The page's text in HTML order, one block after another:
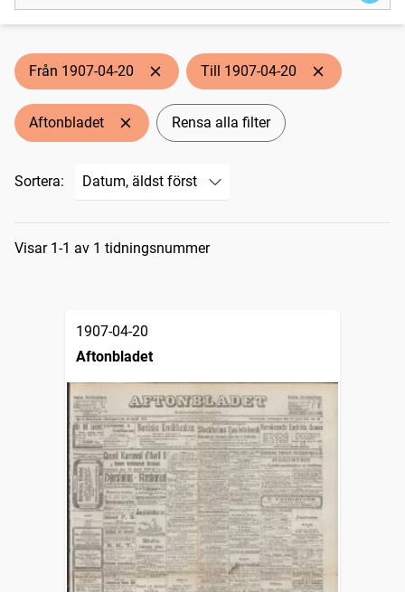
Från 1907-04-20 Till 1907-04-20
Aftonbladet Rensa alla filter
Sortera:
Sökresultat
Visar 1-1 av 1 tidningsnummer
1907-04-20
Aftonbladet